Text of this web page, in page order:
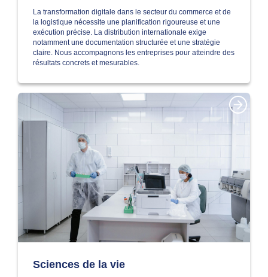
La transformation digitale dans le secteur du commerce et de
la logistique nécessite une planification rigoureuse et une
exécution précise. La distribution internationale exige
notamment une documentation structurée et une stratégie
claire. Nous accompagnons les entreprises pour atteindre des
résultats concrets et mesurables.
Sciences de la vie